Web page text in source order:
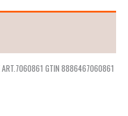
ART.7060861 GTIN 8886467060861